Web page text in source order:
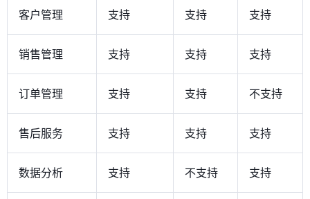
客户管理 支持 支持 支持
销售管理 支持 支持 支持
订单管理 支持 支持 不支持
售后服务 支持 支持 支持
数据分析 支持 不支持 支持